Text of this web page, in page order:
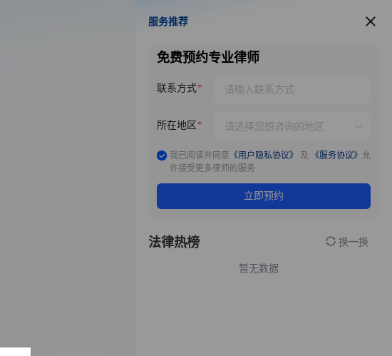
服务推荐
服务推荐
免费预约专业律师
联系方式
所在地区
我已阅读并同意 《用户隐私协议》 及 《服务协议》 允
许接受更多律师的服务
立即预约
法律热榜 换一换
暂无数据